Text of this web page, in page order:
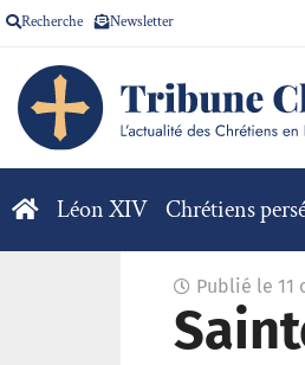
Recherche Newsletter
Léon XIV Chrétiens
Publié le 11